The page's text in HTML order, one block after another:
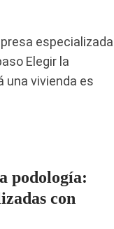
especializada
Elegir la
una vivienda es
podología:
con